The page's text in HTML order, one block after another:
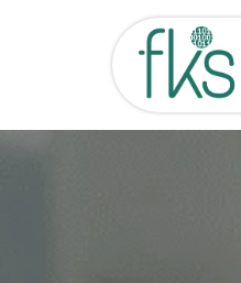
Overslaan naar inhoud